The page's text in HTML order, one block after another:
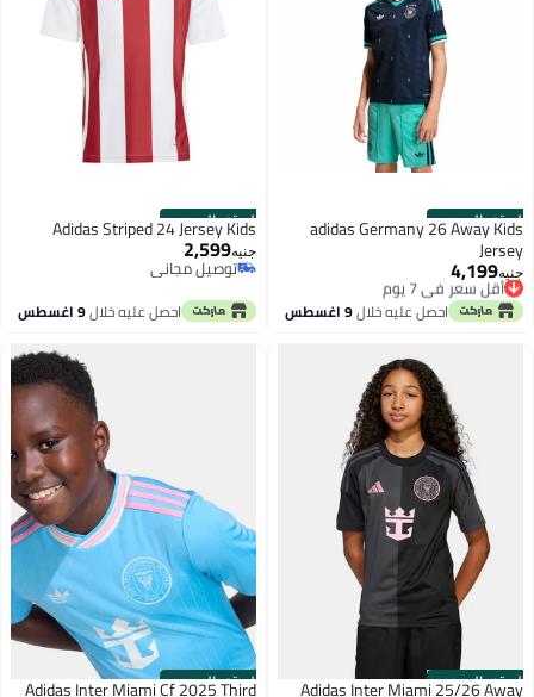
الستور الرسمي
adidas Germany 26 Away Kids
Jersey
جنيه4,199
أقل سعر في 7 يوم
توصيل مجاني
أقل سعر في 7 يوماحصل عليه خلال9 اغسطس
الستور الرسمي
Adidas Striped 24 Jersey Kids
جنيه2,599
توصيل مجاني
توصيل مجاني
احصل عليه خلال9 اغسطس
الستور الرسمي
Adidas Inter Miami 25/26 Away الستور الرسمي
Adidas Inter Miami Cf 2025 Third